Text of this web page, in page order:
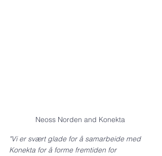
Neoss Norden and Konekta
"Vi er svært glade for å samarbeide med
Konekta for å forme fremtiden for